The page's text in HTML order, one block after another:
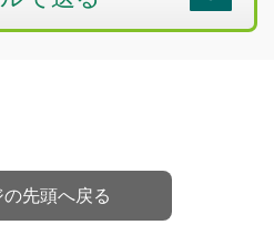
先頭へ戻る